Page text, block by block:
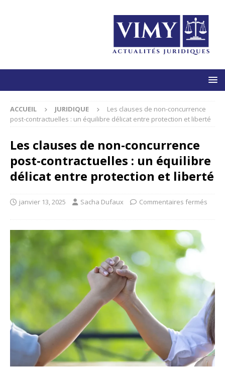
ACCUEIL JURIDIQUE
Les clauses de non-concurrence
post-contractuelles : un équilibre délicat entre protection et liberté
Les clauses de non-concurrence
post-contractuelles : un équilibre
délicat entre protection et liberté
janvier 13, 2025 Sacha Dufaux Commentaires fermés